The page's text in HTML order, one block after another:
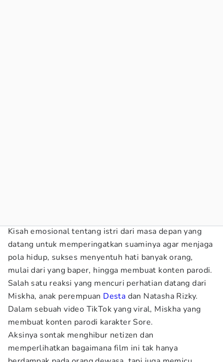
Kisah emosional tentang istri dari masa depan yang
datang untuk memperingatkan suaminya agar menjaga
pola hidup, sukses menyentuh hati banyak orang,
mulai dari yang baper, hingga membuat konten parodi.
Salah satu reaksi yang mencuri perhatian datang dari
Miskha, anak perempuan Desta dan Natasha Rizky.
Dalam sebuah video TikTok yang viral, Miskha yang
membuat konten parodi karakter Sore.
Aksinya sontak menghibur netizen dan
memperlihatkan bagaimana film ini tak hanya